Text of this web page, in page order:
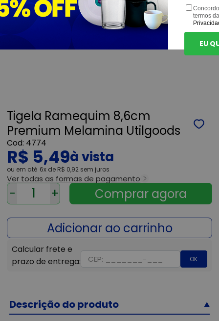
Tigela Ramequim 8,6cm
Premium Melamina Utilgoods
4774
R$ 5,49
ou 6x de R$ 0,92 sem juros
Ver todas as formas de pagamento
- +
OK
Descrição do produto
termos
EU